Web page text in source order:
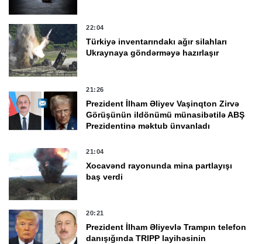
22:04
Türkiyə inventarındakı ağır silahları
Ukraynaya göndərməyə hazırlaşır
21:26
Prezident İlham Əliyev Vaşinqton Zirvə
Görüşünün ildönümü münasibətilə ABŞ
Prezidentinə məktub ünvanladı
21:04
Xocavənd rayonunda mina partlayışı
baş verdi
20:21
Prezident İlham Əliyevlə Trampın telefon
danışığında TRIPP layihəsinin